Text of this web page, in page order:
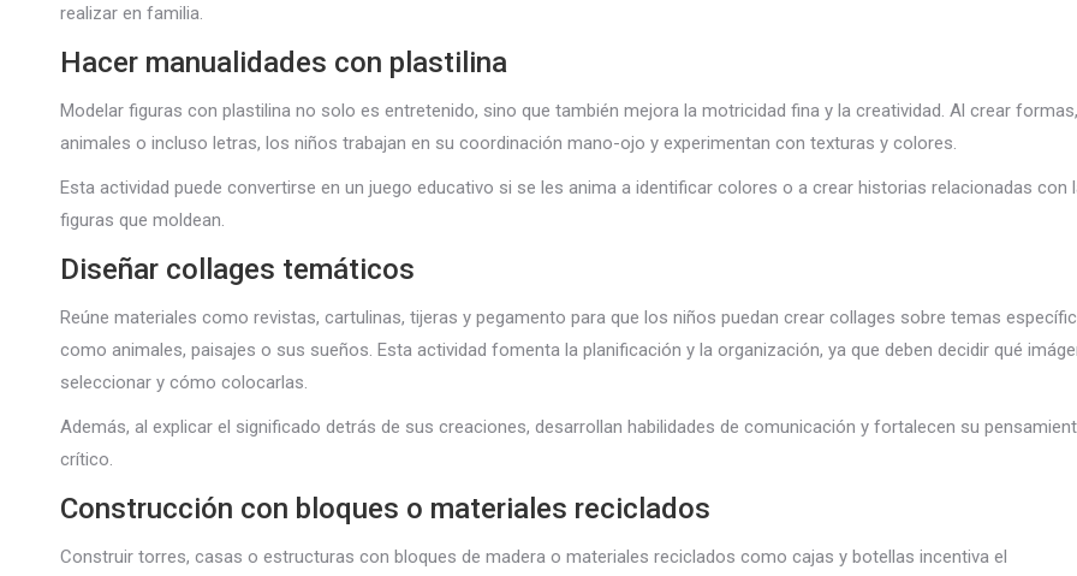
realizar en familia.
Hacer manualidades con plastilina
Modelar figuras con plastilina no solo es entretenido, sino que también mejora la motricidad fina y la creatividad. Al crear formas,
animales o incluso letras, los niños trabajan en su coordinación mano-ojo y experimentan con texturas y colores.
Esta actividad puede convertirse en un juego educativo si se les anima a identificar colores o a crear historias relacionadas con
figuras que moldean.
Diseñar collages temáticos
Reúne materiales como revistas, cartulinas, tijeras y pegamento para que los niños puedan crear collages sobre temas
como animales, paisajes o sus sueños. Esta actividad fomenta la planificación y la organización, ya que deben decidir qué
seleccionar y cómo colocarlas.
Además, al explicar el significado detrás de sus creaciones, desarrollan habilidades de comunicación y fortalecen su
crítico.
Construcción con bloques o materiales reciclados
Construir torres, casas o estructuras con bloques de madera o materiales reciclados como cajas y botellas incentiva el